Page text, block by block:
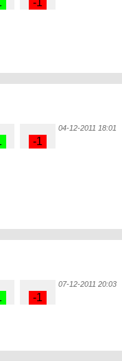
04-12-2011 18:01
07-12-2011 20:03